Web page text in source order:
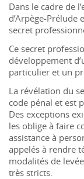
Dans le cadre de
d’Arpège-Prélude
secret
Ce secret
développement
particulier et un
La révélation du
code pénal et est
Des exceptions
les oblige à faire
assistance à
appelés à rendre
modalités de
très stricts.